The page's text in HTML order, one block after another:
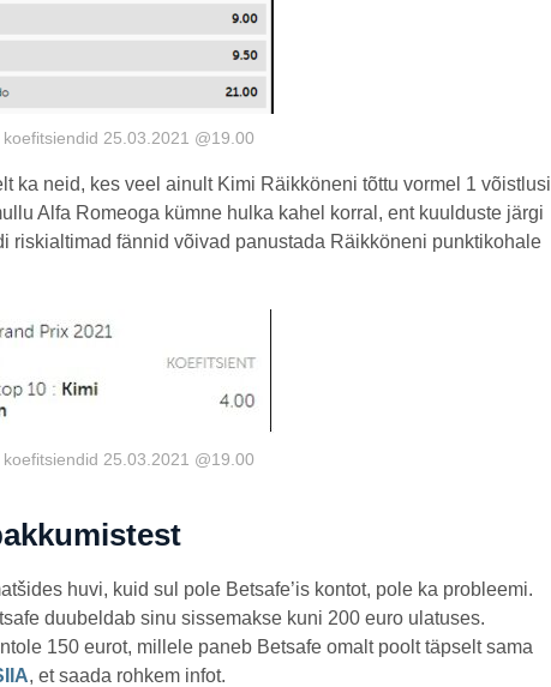
koefitsiendid 25.03.2021 @19.00
ka neid, kes veel ainult Kimi Räikköneni tõttu vormel 1 võistlusi
Alfa Romeoga kümne hulka kahel korral, ent kuulduste järgi
riskialtimad fännid võivad panustada Räikköneni punktikohale
koefitsiendid 25.03.2021 @19.00
huvi, kuid sul pole Betsafe’is kontot, pole ka probleemi.
duubeldab sinu sissemakse kuni 200 euro ulatuses.
150 eurot, millele paneb Betsafe omalt poolt täpselt sama
, et saada rohkem infot.